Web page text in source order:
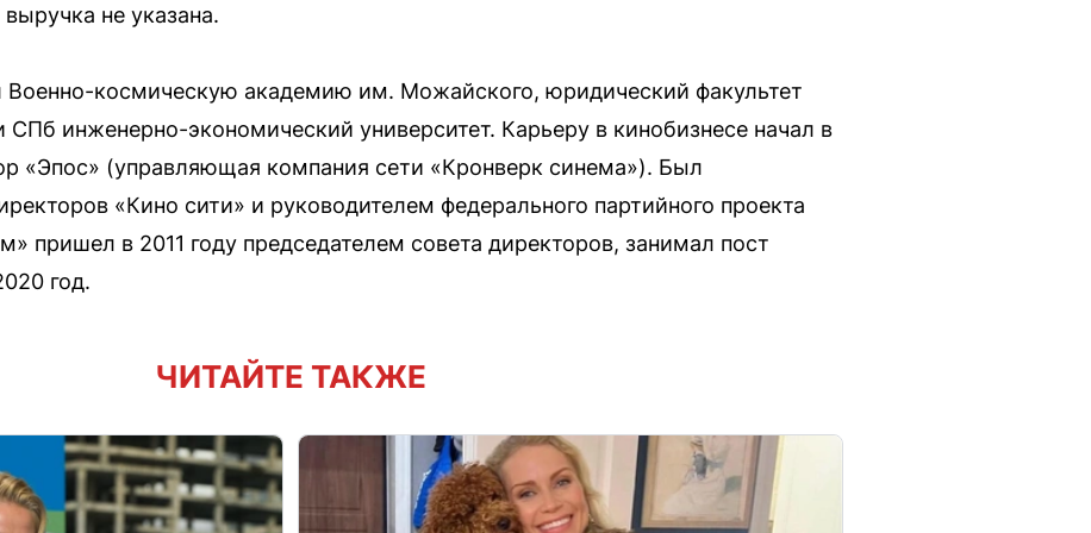
не указана.
Военно-космическую академию им. Можайского, юридический факультет
инженерно-экономический университет. Карьеру в кинобизнесе начал в
«Эпос» (управляющая компания сети «Кронверк синема»). Был
«Кино сити» и руководителем федерального партийного проекта
пришел в 2011 году председателем совета директоров, занимал пост
год.
ЧИТАЙТЕ ТАКЖЕ